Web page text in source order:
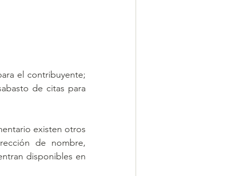
el contribuyente;
de citas para
existen otros
de nombre,
disponibles en